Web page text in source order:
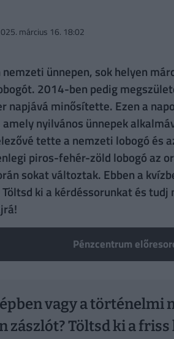
március 16. 18:02
nemzeti ünnepen, sok helyen
2014-ben pedig
napjává minősítette. Ezen a
nyilvános ünnepek
tette a nemzeti lobogó és
piros-fehér-zöld lobogó az
sokat változtak. Ebben a
ki a kérdéssorunkat és
Pénzcentrum
vagy a történelmi
zászlót? Töltsd ki a